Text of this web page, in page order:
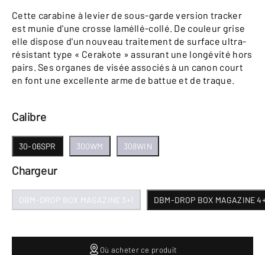
Cette carabine à levier de sous-garde version tracker
est munie d'une crosse laméllé-collé. De couleur grise
elle dispose d'un nouveau traitement de surface ultra-
résistant type « Cerakote » assurant une longévité hors
pairs. Ses organes de visée associés à un canon court
en font une excellente arme de battue et de traque.
Calibre
30-06SPR 300WM 308WIN
Chargeur
DBM-DROP BOX MAGAZINE 3+1 DBM-DROP BOX MAGAZINE
Où acheter ce produit